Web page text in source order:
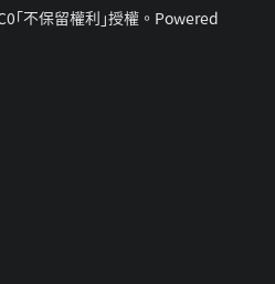
｢不保留權利｣授權。Powered